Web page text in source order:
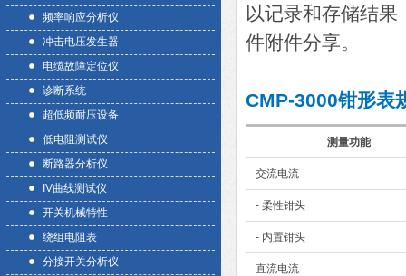
频率响应分析仪
冲击电压发生器
电缆故障定位仪
诊断系统
超低频耐压设备
低电阻测试仪
断路器分析仪
IV曲线测试仪
开关机械特性
绕组电阻表
分接开关分析仪
以记录和存储结
件附件分享。
CMP-3000钳形表
测量功能
交流电流
- 柔性钳头
- 内置钳头
直流电流